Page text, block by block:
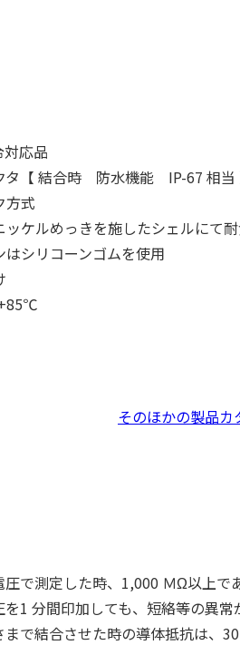
対応品
タ【 結合時 防水機能 IP-67 相当
方式
ッケルめっきを施したシェルにて
はシリコーンゴムを使用
そのほかの製品カ
で測定した時、1,000 ＭΩ以上で
1 分間印加しても、短絡等の異常
で結合させた時の導体抵抗は、30